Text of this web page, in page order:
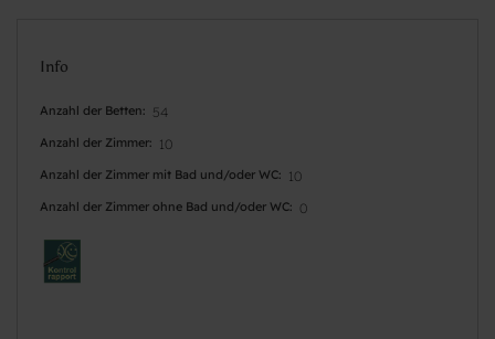
Info
Anzahl der Betten 54
Anzahl der Zimmer 10
Anzahl der Zimmer mit Bad und/oder WC 10
Anzahl der Zimmer ohne Bad und/oder WC 0